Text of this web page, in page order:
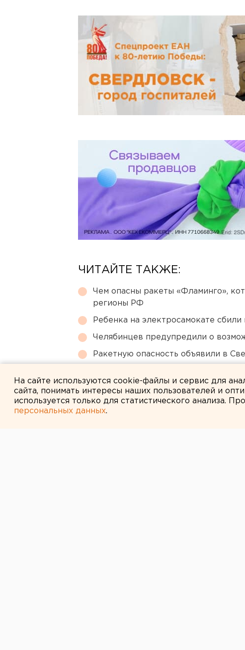
ЧИТАЙТЕ ТАКЖЕ:
Чем опасны ракеты «Фламинго»,
регионы РФ
Ребенка на электросамокате сбили
Челябинцев предупредили о
Ракетную опасность объявили в
На сайте используются cookie-файлы и сервис для
сайта, понимать интересы наших пользователей и
используется только для статистического анализа.
персональных данных.